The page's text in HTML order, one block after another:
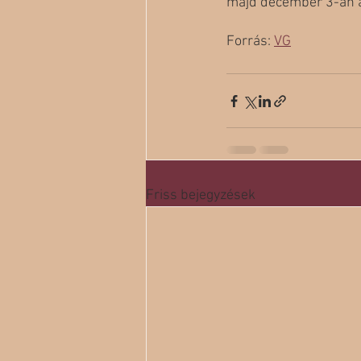
Forrás: VG
Friss bejegyzések